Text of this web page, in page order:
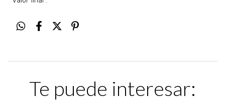
Te puede interesar: